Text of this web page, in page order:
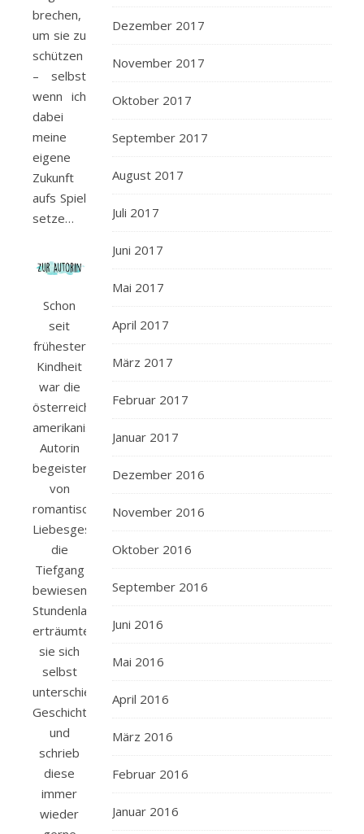
brechen,
um sie zu
schützen
– selbst
wenn ich
dabei
meine
eigene
Zukunft
aufs Spiel
setze…
Schon
seit
frühester
Kindheit
war die
österreichisch-
amerikanische
Autorin
begeistert
von
romantischen
Liebesgeschichten,
die
Tiefgang
bewiesen.
Stundenlang
erträumte
sie sich
selbst
unterschiedlichste
Geschichten
und
schrieb
diese
immer
wieder
Dezember 2017
November 2017
Oktober 2017
September 2017
August 2017
Juli 2017
Juni 2017
Mai 2017
April 2017
März 2017
Februar 2017
Januar 2017
Dezember 2016
November 2016
Oktober 2016
September 2016
Juni 2016
Mai 2016
April 2016
März 2016
Februar 2016
Januar 2016